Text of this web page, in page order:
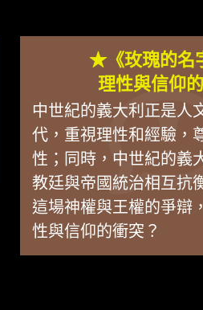
★《玫瑰的名
理性與信仰
中世紀的義大利正是人
代，重視理性和經驗，
性；同時，中世紀的義
教廷與帝國統治相互抗
這場神權與王權的爭辯
性與信仰的衝突？